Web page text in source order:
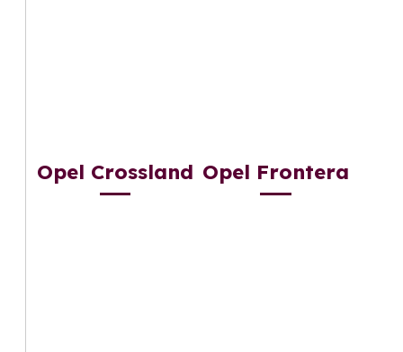
Opel Crossland Opel Frontera